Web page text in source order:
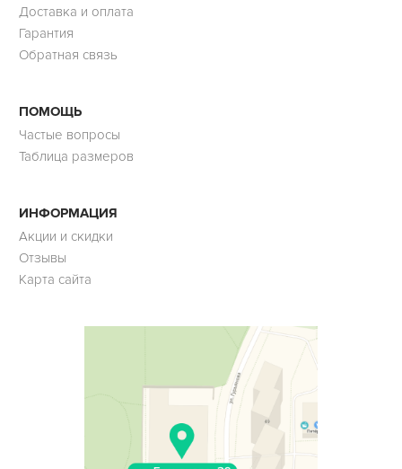
Доставка и оплата
Гарантия
Обратная связь
ПОМОЩЬ
Частые вопросы
Таблица размеров
ИНФОРМАЦИЯ
Акции и скидки
Отзывы
Карта сайта